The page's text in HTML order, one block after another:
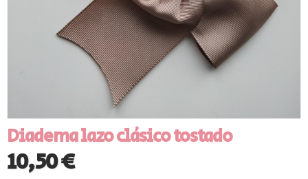
Diadema lazo clásico tostado
10,50 €